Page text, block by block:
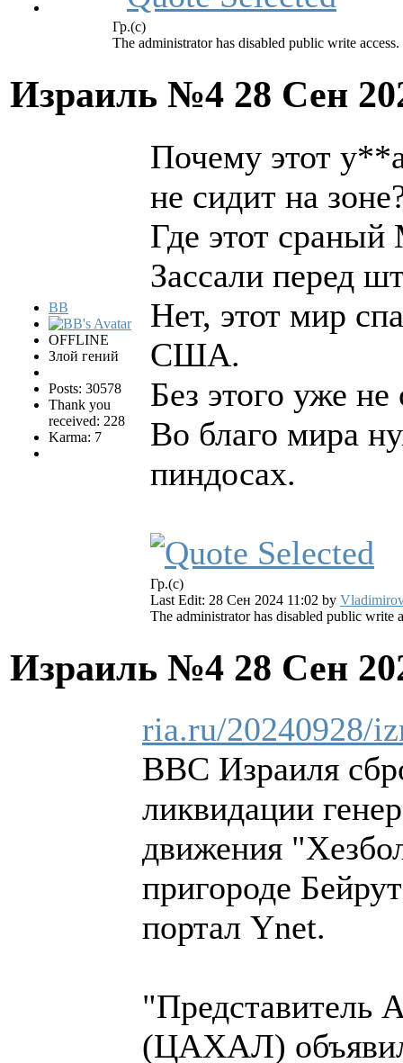
Гр.(с)
The administrator has disabled public write access.
Израиль №4 28 Сен
BB
OFFLINE
Злой гений
Posts: 30578
Thank you
received: 228
Karma: 7
Почему этот
не сидит на
Где этот
Зассали перед
Нет, этот мир
США.
Без этого уже не
Во благо мира
пиндосах.
Гр.(с)
Last Edit: 28 Сен 2024 11:02 by
The administrator has disabled public write
Израиль №4 28 Сен
ria.ru/20240928/
ВВС Израиля
ликвидации
движения
пригороде
портал Ynet.
"Представитель
(ЦАХАЛ) объявил